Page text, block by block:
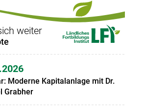
weiter
Moderne Kapitalanlage mit Dr.
Grabher